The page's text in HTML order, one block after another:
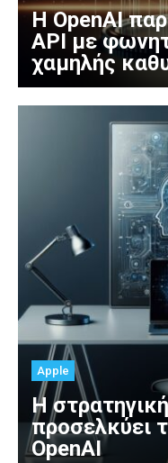
Η OpenAI
API με
χαμηλής
Apple
Η
προσελκύει
OpenAI